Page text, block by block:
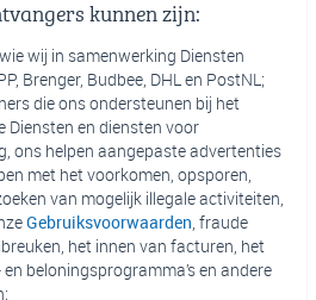
kunnen zijn:
wij in samenwerking Diensten
Brenger, Budbee, DHL en PostNL;
die ons ondersteunen bij het
Diensten en diensten voor
ons helpen aangepaste advertenties
met het voorkomen, opsporen,
van mogelijk illegale activiteiten,
Gebruiksvoorwaarden, fraude
het innen van facturen, het
beloningsprogramma’s en andere